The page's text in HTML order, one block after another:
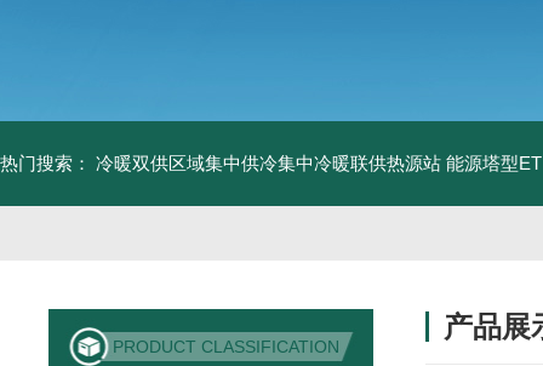
热门搜索： 冷暖双供区域集中供冷集中冷暖联供热源站 能源塔型
PRODUCT CLASSIFICATION
产品展